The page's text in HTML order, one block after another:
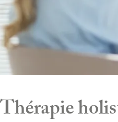
Thérapie